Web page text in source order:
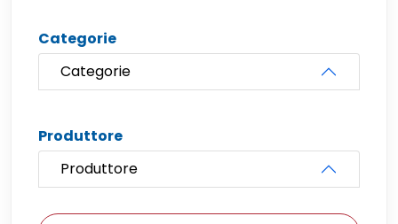
Categorie
Categorie
Produttore
Produttore